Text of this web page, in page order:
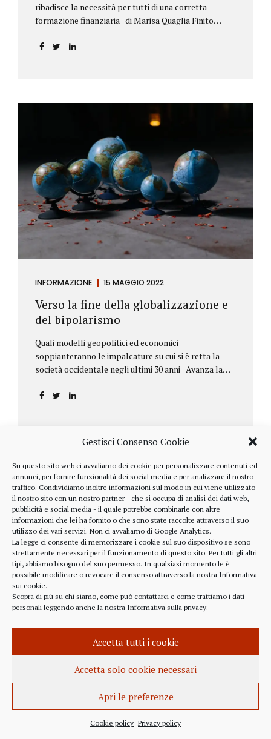
Gestisci Consenso Cookie
Su questo sito web ci avvaliamo dei cookie per personalizzare contenuti ed
annunci, per fornire funzionalità dei social media e per analizzare il nostro
traffico. Condividiamo inoltre informazioni sul modo in cui viene utilizzato
il nostro sito con un nostro partner - che si occupa di analisi dei dati web,
pubblicità e social media - il quale potrebbe combinarle con altre
informazioni che lei ha fornito o che sono state raccolte attraverso il suo
utilizzo dei vari servizi. Non ci avvaliamo di Google Analytics.
La legge ci consente di memorizzare i cookie sul suo dispositivo se sono
strettamente necessari per il funzionamento di questo sito. Per tutti gli altri
tipi, abbiamo bisogno del suo permesso. In qualsiasi momento le è
possibile modificare o revocare il consenso attraverso la nostra Informativa
sui cookie.
Scopra di più su chi siamo, come può contattarci e come trattiamo i dati
personali leggendo anche la nostra Informativa sulla privacy.
Accetta tutti i cookie
Accetta solo cookie necessari
Apri le preferenze
Cookie policy Privacy policy
ribadisce la necessità per tutti di una corretta
formazione finanziaria di Marisa Quaglia Finito
periodo grigio della pandemia da Covid, possiamo
bancario e postale, direttore generale
dell’Accademia di educazione finanziaria presieduta
da Beppe Ghisolfi. Avvocato Rizzo, si sono
registrati cambiamenti sulla percezione della
sicurezza dei propri risparmi? Parto da una
considerazione scientifica. John Ioannidis, noto
professore di medicina, di epidemiologia e...
INFORMAZIONE 15 MAGGIO 2022
Verso la fine della globalizzazione e
del bipolarismo
Quali modelli geopolitici ed economici
soppianteranno le impalcature su cui si è retta la
società occidentale negli ultimi 30 anni Avanza la
aprile ha fatto parecchio discutere il discorso che
una lettera annuale che Fink ha inviato agli
investitori, nella quale fa il punto sulla situazione
geopolitica ed economica globale, accompagnata da
alcune considerazioni sui profitti generati dalle
scelte finanziarie operate dal fondo BlackRock.
Occorre leggere molto attentamente il testo della
lettera
(https://www.blackrock.com/corporate/investor-
relations/larry-fink-chairmans-letter). Fink afferma
chiaramente che...
INFORMAZIONE 27 APRILE 2022
Istanza per l’abrogazione
dell’obbligo vaccinale al Governo
Italiano e alla Commissione Europea
Europea per l’abrogazione della normativa